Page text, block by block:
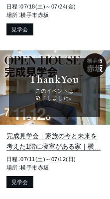
育ても家事もラクになる回遊動
線の家｜横手市赤坂
日程：07/18(土)～07/24(金)
場所：横手市赤坂
見学会
ThankYou
このイベントは
終了しました。
完成見学会｜家族の今と未来を
考えた1階に寝室がある家｜横手
市赤坂
日程：07/11(土)～07/12(日)
場所：横手市赤坂
見学会